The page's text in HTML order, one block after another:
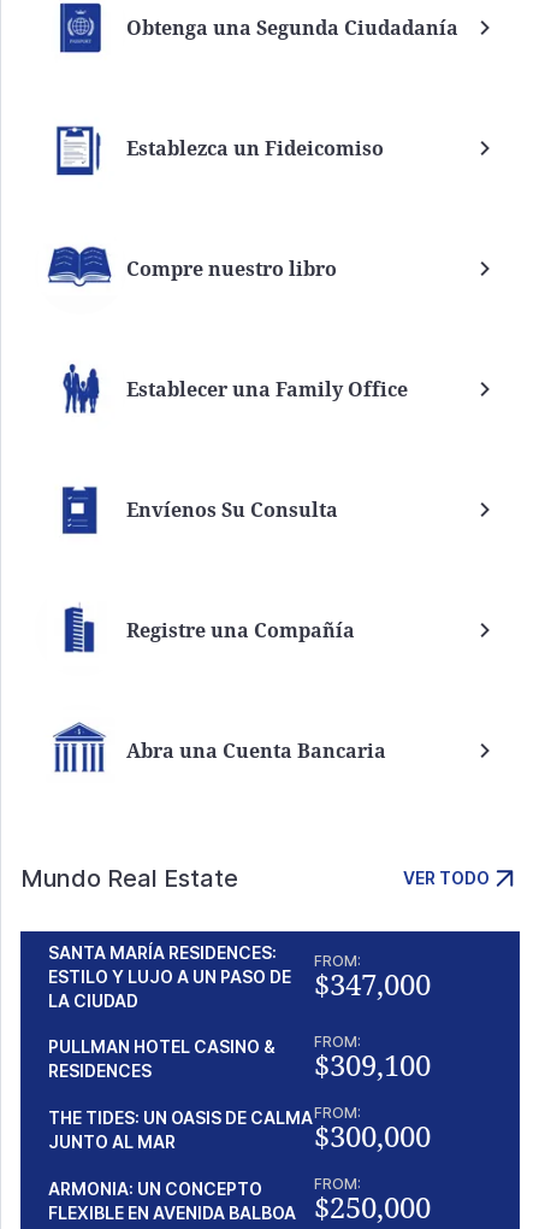
Obtenga una Segunda Ciudadanía
Establezca un Fideicomiso
Compre nuestro libro
Establecer una Family Office
Envíenos Su Consulta
Registre una Compañía
Abra una Cuenta Bancaria
Mundo Real Estate VER TODO
SANTA MARÍA RESIDENCES:
ESTILO Y LUJO A UN PASO DE
LA CIUDAD
FROM:
$347,000
PULLMAN HOTEL CASINO &
RESIDENCES
FROM:
$309,100
THE TIDES: UN OASIS DE CALMA
JUNTO AL MAR
FROM:
$300,000
ARMONIA: UN CONCEPTO
FLEXIBLE EN AVENIDA BALBOA
FROM:
$250,000